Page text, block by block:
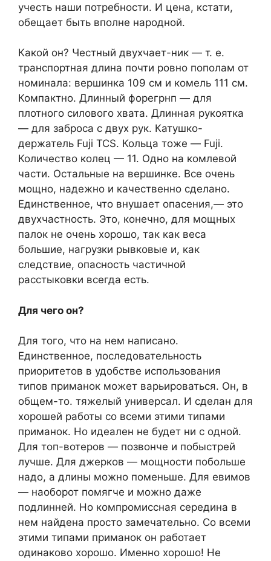
учесть наши потребности. И цена, кстати,
обещает быть вполне народной.
Какой он? Честный двухчает-ник — т. е.
транспортная длина почти ровно пополам от
номинала: вершинка 109 см и комель 111 см.
Компактно. Длинный форегрнп — для
плотного силового хвата. Длинная рукоятка
— для заброса с двух рук. Катушко-
держатель Fuji TCS. Кольца тоже — Fuji.
Количество колец — 11. Одно на комлевой
части. Остальные на вершинке. Все очень
мощно, надежно и качественно сделано.
Единственное, что внушает опасения,— это
двухчастность. Это, конечно, для мощных
палок не очень хорошо, так как веса
большие, нагрузки рывковые и, как
следствие, опасность частичной
расстыковки всегда есть.
Для чего он?
Для того, что на нем написано.
Единственное, последовательность
приоритетов в удобстве использования
типов приманок может варьироваться. Он, в
общем-то. тяжелый универсал. И сделан для
хорошей работы со всеми этими типами
приманок. Но идеален не будет ни с одной.
Для топ-вотеров — позвонче и побыстрей
лучше. Для джерков — мощности побольше
надо, а длины можно поменьше. Для евимов
— наоборот помягче и можно даже
подлинней. Но компромиссная середина в
нем найдена просто замечательно. Со всеми
этими типами приманок он работает
одинаково хорошо. Именно хорошо! Не